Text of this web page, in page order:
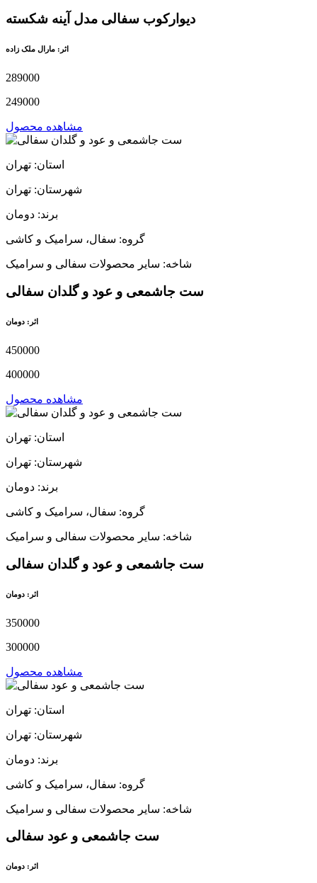
دیوارکوب سفالی مدل آینه شکسته
اثر: مارال ملک زاده
289000
249000
مشاهده محصول
استان: تهران
شهرستان: تهران
برند: دومان
گروه: سفال، سرامیک و کاشی
شاخه: سایر محصولات سفالی و سرامیک
ست جاشمعی و عود و گلدان سفالی
اثر: دومان
450000
400000
مشاهده محصول
استان: تهران
شهرستان: تهران
برند: دومان
گروه: سفال، سرامیک و کاشی
شاخه: سایر محصولات سفالی و سرامیک
ست جاشمعی و عود و گلدان سفالی
اثر: دومان
350000
300000
مشاهده محصول
استان: تهران
شهرستان: تهران
برند: دومان
گروه: سفال، سرامیک و کاشی
شاخه: سایر محصولات سفالی و سرامیک
ست جاشمعی و عود سفالی
اثر: دومان